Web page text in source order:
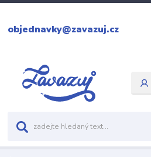
objednavky@zavazuj.cz